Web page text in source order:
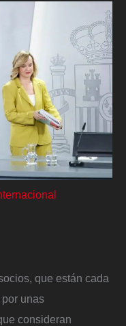
que están cada
unas
consideran